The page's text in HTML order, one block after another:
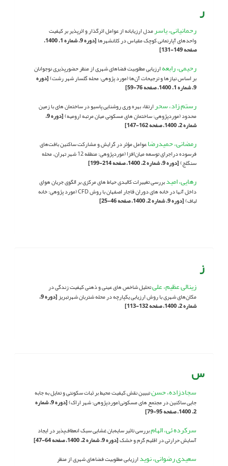
ر
رحمانیانی، یاسرمدل ارزیابانه از عوامل اثرگذار و اثرپذیر بر کیفیت
واحدهای آپارتمانی کوچک مقیاس در کلانشهرها
[دوره 9، شماره 1، 1400،
صفحه 149-131]
رحیمی، رابعهارزیابی مطلوبیت فضاهای شهری از منظر حضورپذیری نوجوانان
بر اساس نیازها و ترجیحات آن‌ها (مورد پژوهی: محله گلسار شهر رشت)[دوره
9، شماره 1، 1400، صفحه 76-59]
رستم زاد، سحرارتقاء بهره وری روشنایی پاسیو در ساختمان های با زمین
محدود (موردپژوهی: ساختمان های مسکونی میان مرتبه ارومیه)
[دوره 9،
شماره 2، 1400، صفحه 162-147]
رمضانی، حمیدرضاعوامل مؤثر در گرایش و مشارکت ساکنین بافت‌های
فرسوده دراجرای توسعه میان‌افزا (موردپژوهی: منطقه 12 شهر تهران، محله
سنگلج)[دوره 9، شماره 2، 1400، صفحه 214-199]
رهایی، امیدبررسی تغییرات کالبدی حیاط های مرکزی بر الگوی جریان هوای
داخل آنها در خانه های دوران قاجار اصفهان با روش CFD (مورد پژوهی: خانه
لباف)[دوره 9، شماره 2، 1400، صفحه 46-25]
ز
زینالی عظیم، علیتحلیل شاخص های عینی و ذهنی کیفیت زندگی در
مکان‌های شهری با روش ارزیابی یکپارچه در محله شتربان شهرتبریز
[دوره 9،
شماره 2، 1400، صفحه 132-113]
س
سجادزاده، حسنتبیین نقش کیفیت محیط بر ثبات سکونتی و تمایل به جابه
جایی ساکنین در مجتمع های مسکونی(موردپژوهی: شهر اراک)
[دوره 9، شماره
2، 1400، صفحه 95-79]
سرکرده ئی، الهامبررسی تاثیر سایه‌بان غشایی سبک انعطاف‌پذیر در ایجاد
آسایش حرارتی در اقلیم گرم و خشک[دوره 9، شماره 2، 1400، صفحه 64-47]
سعیدی رضوانی، نویدارزیابی مطلوبیت فضاهای شهری از منظر